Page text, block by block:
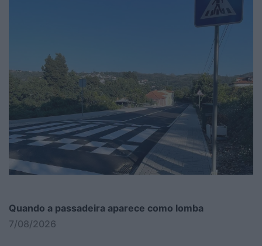
Quando a passadeira aparece como lomba
7/08/2026